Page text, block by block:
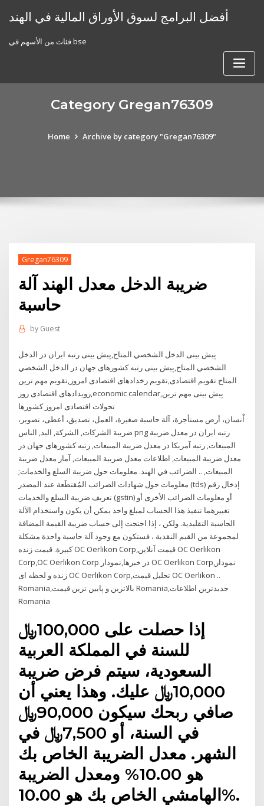
أفضل البرامج لسوق الأوراق المالية في الهند
فئات من الأسهم في bse
Category Gregan76309
Home Archive by category "Gregan76309"
Gregan76309
ضريبة الدخل معدل الهند آلة
حاسبة
by Guest
پیش بینی الدخل الشخصي المتاح,پیش بینی رتبه ایران در الدخل
الشخصي المتاح,پیش بینی رتبه کشورهای جهان در الدخل الشخصي
المتاح تقویم اقتصادی,تقویم رخدادهای اقتصادی امروز,تقویم مهم ترین
رویدادهای اقتصادی روز,economic calendar,پیش بینی مهم ترین
تحولات اقتصادی امروز کشورها
اْنسان، أرض مستأجرة، آلة حاسبة صغيرة، العمل، تصديق، أعطى، تصوير،
ضريبة الشركات, الشركة, اليد, الناس png رتبه ایران در معدل ضريبة
المبيعات, رتبه آمریکا در معدل ضريبة المبيعات, رتبه کشورهای جهان در
معدل ضريبة المبيعات, اطلاعات معدل ضريبة المبيعات, آمار معدل ضريبة
المبيعات, .. الضرائب في الهند. معلومات حول ضريبة السلع والخدمات;
معلومات حول شهادات الضرائب المُقتطَعة عند المصدر (tds) إدخال رقم
تعريف ضريبة السلع والخدمات (gstin) أو معلومات الضرائب الأخرى أو
تغييرهما تنفيذ هذا الحساب لمبلغ واحد يمكن أن يكون واستخدام الآلة
الحاسبة التقليدية. ولكن ، إذا احتجت إلى حساب ضريبة القيمة المضافة
لمجموعة من القيم النقدية ، فستكون مع وجود آلة حاسبة واحدة مشكلة
كبيرة. قیمت زنده OC Oerlikon Corp,قیمت آنلاین OC Oerlikon
Corp,OC Oerlikon Corp در خبرها,نمودار OC Oerlikon Corp,نمودار
زنده و لحظه ای OC Oerlikon Corp,تحلیل قیمت OC Oerlikon ..
Romania,بالاترین و پایین ترین قیمت Romania,جدیدترین اطلاعات
Romania
إذا حصلت على 100,000﷼
للسنة في المملكة العربية
السعودية، سيتم فرض ضريبة
10,000﷼ عليك. وهذا يعني أن
صافي ربحك سيكون 90,000﷼
في السنة، أو 7,500﷼ في
الشهر. معدل الضريبة الخاص بك
هو 10.00% ومعدل الضريبة
الهامشي الخاص بك هو 10.00%.